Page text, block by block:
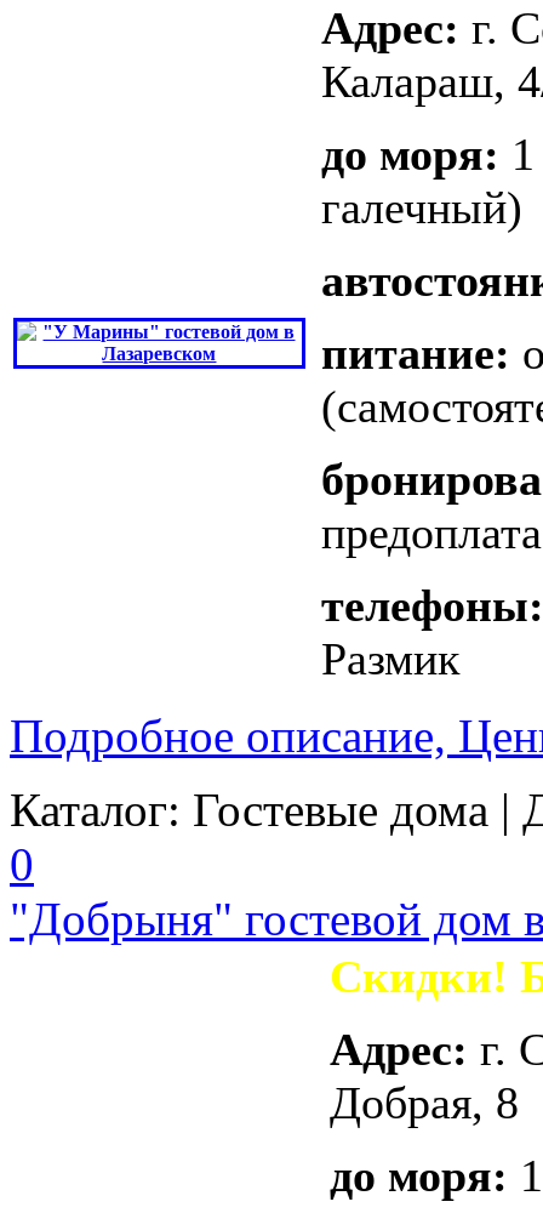
Адрес: г.
Калараш,
до моря:
галечный)
питание:
предоплата
телефоны:
Размик
Подробное описание,
Каталог: Гостевые дома |
0
"Добрыня" гостевой дом
Скидки!
Адрес: г.
Добрая, 8
до моря: